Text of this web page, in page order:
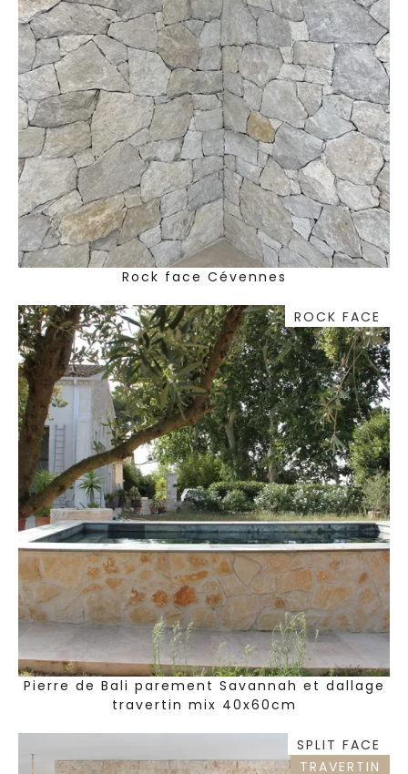
Rock face Cévennes
Pierre de Bali parement Savannah et dallage
travertin mix 40x60cm
ROCK FACE
SPLIT FACE
TRAVERTIN